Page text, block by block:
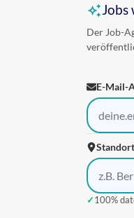
Der Job-
E-Mail-
Standort
✓100%